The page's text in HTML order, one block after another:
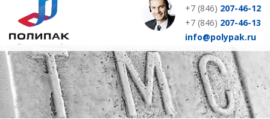
+7 (846) 207-46-12
+7 (846) 207-46-13
info@polypak.ru